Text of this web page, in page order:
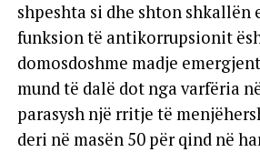
shpeshta si dhe shton
funksion të antikorrupsionit
domosdoshme madje
mund të dalë dot nga varfëria
parasysh një rritje të
deri në masën 50 për qind në